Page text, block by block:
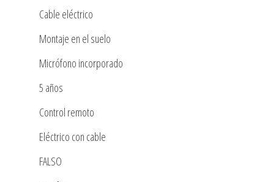
Cable eléctrico
Montaje en el suelo
Micrófono incorporado
5 años
Control remoto
Eléctrico con cable
FALSO